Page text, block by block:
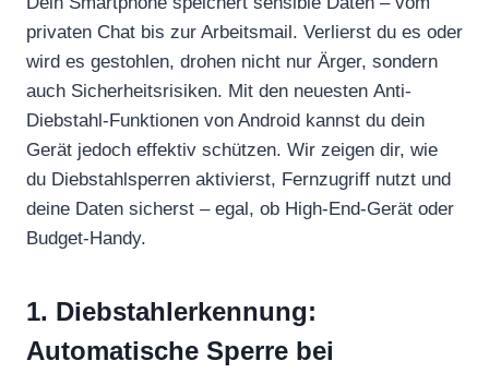
privaten Chat bis zur Arbeitsmail. Verlierst du es oder
wird es gestohlen, drohen nicht nur Ärger, sondern
auch Sicherheitsrisiken. Mit den neuesten Anti-
Diebstahl-Funktionen von Android kannst du dein
Gerät jedoch effektiv schützen. Wir zeigen dir, wie
du Diebstahlsperren aktivierst, Fernzugriff nutzt und
deine Daten sicherst – egal, ob High-End-Gerät oder
Budget-Handy.
1. Diebstahlerkennung:
Automatische Sperre bei